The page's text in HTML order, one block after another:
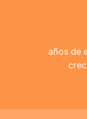
años de